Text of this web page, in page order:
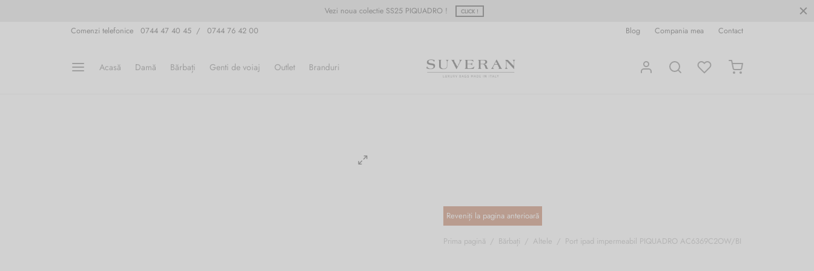
Vezi noua colectie SS25 PIQUADRO ! CLICK !
Comenzi telefonice 0744 47 40 45 / 0744 76 42 00 Blog Compania mea Contact
Acasă Damă Bărbați Genti de voiaj Outlet Branduri
Prima pagină / Bărbați / Altele / Port ipad impermeabil PIQUADRO AC6369C2OW/BI